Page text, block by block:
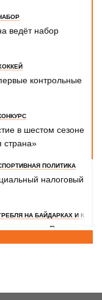
ведёт набор
контрольные
в шестом сезоне
страна»
ПОЛИТИКА
налоговый
НА БАЙДАРКАХ И КАНОЭ
России